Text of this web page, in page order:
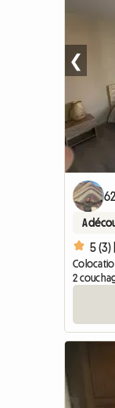
❮
A
5 (3)
2